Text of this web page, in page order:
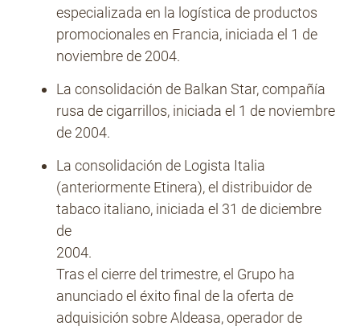
especializada en la logística de productos
promocionales en Francia, iniciada el 1 de
noviembre de 2004.
La consolidación de Balkan Star, compañía
rusa de cigarrillos, iniciada el 1 de noviembre
de 2004.
La consolidación de Logista Italia
(anteriormente Etinera), el distribuidor de
tabaco italiano, iniciada el 31 de diciembre
de
Tras el cierre del trimestre, el Grupo ha
anunciado el éxito final de la oferta de
adquisición sobre Aldeasa, operador de